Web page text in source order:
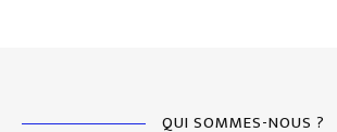
QUI SOMMES-NOUS ?